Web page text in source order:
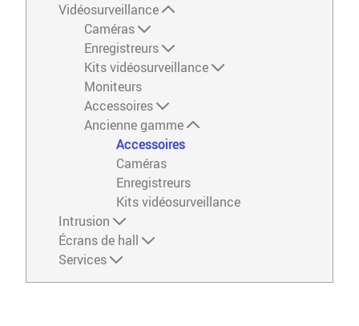
Vidéosurveillance
Caméras
Enregistreurs
Kits vidéosurveillance
Moniteurs
Accessoires
Ancienne gamme
Accessoires
Caméras
Enregistreurs
Kits vidéosurveillance
Intrusion
Écrans de hall
Services